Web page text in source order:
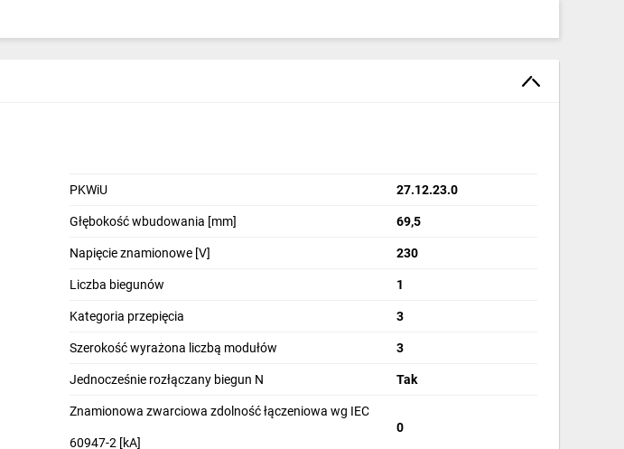
PKWiU 27.12.23.0
Głębokość wbudowania [mm] 69,5
Napięcie znamionowe [V] 230
Liczba biegunów 1
Kategoria przepięcia 3
Szerokość wyrażona liczbą modułów 3
Jednocześnie rozłączany biegun N Tak
Znamionowa zwarciowa zdolność łączeniowa wg IEC
60947-2 [kA]
0